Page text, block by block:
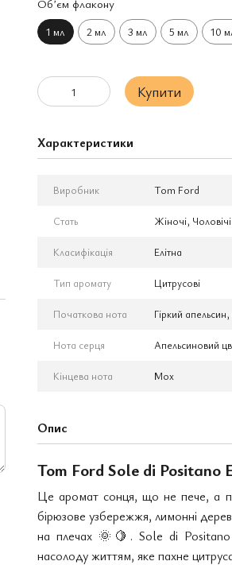
Обʼєм флакону
1 мл 2 мл 3 мл 5 мл 10
Купити
Характеристики
Виробник Tom Ford
Стать Жіночі,
Класифікація Елітна
Тип аромату Цитрусові
Початкова нота Гіркий
Нота серця Апельсиновий
Кінцева нота Мох
Опис
Tom Ford Sole di Positano
Це аромат сонця, що не пече, а
бірюзове узбережжя, лимонні
на плечах 🌞🍋 . Sole di
насолоду життям, яке пахне